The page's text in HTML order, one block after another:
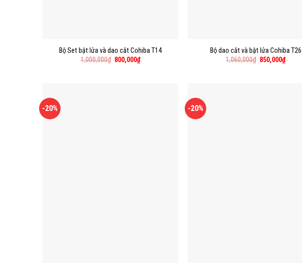
Bộ Set bật lửa và dao cắt Cohiba T14
1,000,000₫ 800,000₫
Bộ dao cắt và bật lửa Cohiba T26
1,060,000₫ 850,000₫
-20% -20%